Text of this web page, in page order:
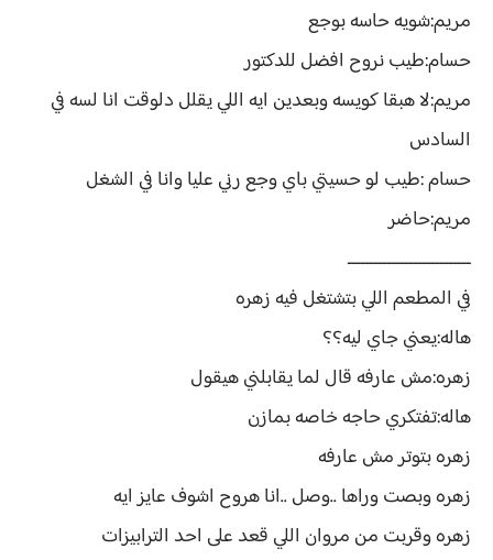
مريم:شويه حاسه بوجع
حسام:طيب نروح افضل للدكتور
مريم:لا هبقا كويسه وبعدين ايه اللي يقلل دلوقت انا لسه في
السادس
حسام :طيب لو حسيتي باي وجع رني عليا وانا في الشغل
مريم:حاضر
ــــــــــــــــــــــــــــ
في المطعم اللي بتشتغل فيه زهره
هاله:يعني جاي ليه؟؟
زهره:مش عارفه قال لما يقابلني هيقول
هاله:تفتكري حاجه خاصه بمازن
زهره بتوتر مش عارفه
زهره وبصت وراها ..وصل ..انا هروح اشوف عايز ايه
زهره وقربت من مروان اللي قعد على احد الترابيزات